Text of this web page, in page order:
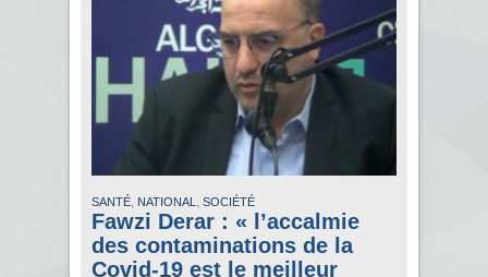
SANTÉ, NATIONAL , SOCIÉTÉ
Fawzi Derar : « l’accalmie
des contaminations de la
Covid-19 est le meilleur